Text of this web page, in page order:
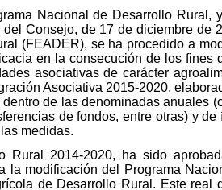
Nacional de Desarrollo Rural,
Consejo, de 17 de diciembre de
(FEADER), se ha procedido a
en la consecución de los fines
asociativas de carácter
Asociativa 2015-2020,
de las denominadas anuales
de fondos, entre otras) y
medidas.
Rural 2014-2020, ha sido
modificación del Programa
de Desarrollo Rural. Este real